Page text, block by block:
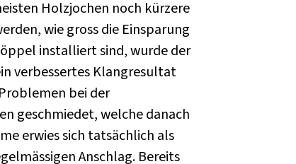
Holzjochen noch kürzere
wie gross die Einsparung
installiert sind, wurde der
verbessertes Klangresultat
bei der
geschmiedet, welche danach
erwies sich tatsächlich als
Anschlag. Bereits